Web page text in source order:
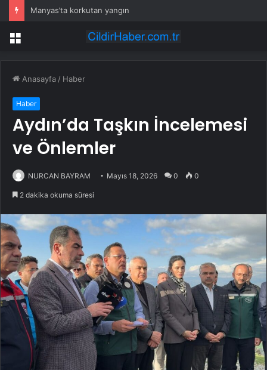
Manyas’ta korkutan yangın
Menü
Anasayfa / Haber
Haber
Aydın’da Taşkın İncelemesi
ve Önlemler
NURCAN BAYRAM Mayıs 18, 2026 0 0
2 dakika okuma süresi